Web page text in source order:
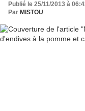
Publié le 25/11/2013 à
Par MISTOU